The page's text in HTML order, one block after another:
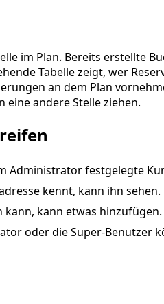
im Plan. Bereits erstellte
Tabelle zeigt, wer
an dem Plan
eine andere Stelle ziehen.
Administrator festgelegte
kennt, kann ihn sehen.
kann, kann etwas hinzufügen.
oder die Super-Benutzer